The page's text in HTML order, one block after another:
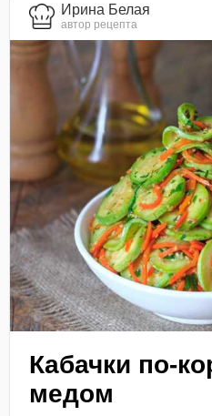
Ирина Белая
автор рецепта
Кабачки по-
медом